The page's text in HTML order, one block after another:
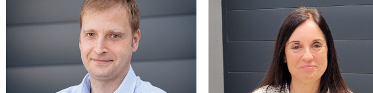
Después de terminar la licenciatura
de derecho su faceta polifacética le
ha permitido pasar grandes
periodos en empresas muy
Desde bien joven comenzó su
desarrollo profesional en el sector
textil, acumulando más de 30 años
de experiencia. Su recorrido en